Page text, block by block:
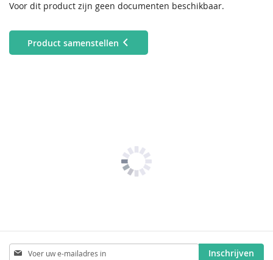
Voor dit product zijn geen documenten beschikbaar.
Product samenstellen
Abonneer
Inschrijven